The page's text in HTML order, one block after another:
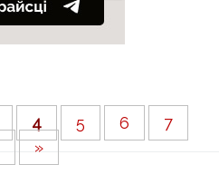
4 5 6
7
»